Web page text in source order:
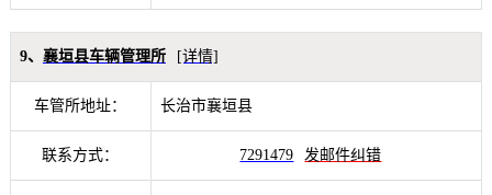
9、 襄垣县车辆管理所 [详情]
车管所地址： 长治市襄垣县
联系方式： 7291479 发邮件纠错